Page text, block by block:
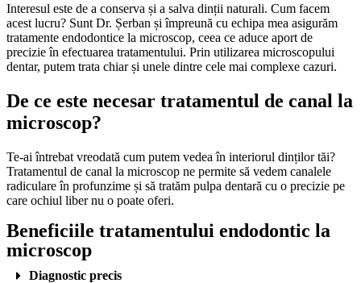
Interesul este de a conserva și a salva dinții naturali. Cum facem
acest lucru? Sunt Dr. Șerban și împreună cu echipa mea asigurăm
tratamente endodontice la microscop, ceea ce aduce aport de
precizie în efectuarea tratamentului. Prin utilizarea microscopului
dentar, putem trata chiar și unele dintre cele mai complexe cazuri.
De ce este necesar tratamentul de canal la
microscop?
Te-ai întrebat vreodată cum putem vedea în interiorul dinților tăi?
Tratamentul de canal la microscop ne permite să vedem canalele
radiculare în profunzime și să tratăm pulpa dentară cu o precizie pe
care ochiul liber nu o poate oferi.
Beneficiile tratamentului endodontic la
microscop
Diagnostic precis